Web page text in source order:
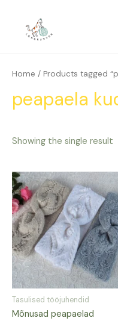
content
Home / Products tagged
peapaela
Showing the single result
Tasulised tööjuhendid
Mõnusad peapaelad